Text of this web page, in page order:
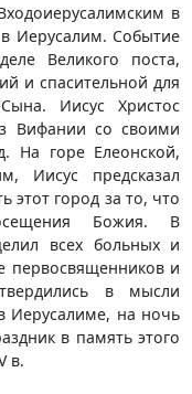
в
Иерусалим. Событие
Великого поста,
и спасительной для
Иисус Христос
Вифании со своими
На горе Елеонской,
Иисус предсказал
этот город за то, что
Божия. В
всех больных и
первосвященников и
в мысли
Иерусалиме, на ночь
в память этого
в.